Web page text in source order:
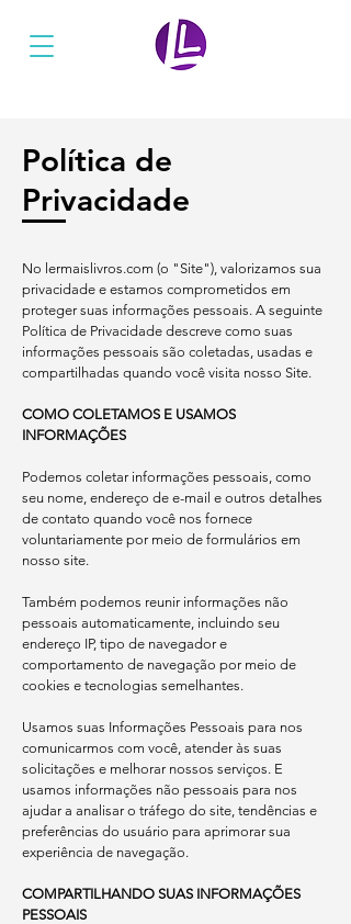
Política de
Privacidade
No lermaislivros.com (o "Site"), valorizamos sua
privacidade e estamos comprometidos em
proteger suas informações pessoais. A seguinte
Política de Privacidade descreve como suas
informações pessoais são coletadas, usadas e
compartilhadas quando você visita nosso Site.
COMO COLETAMOS E USAMOS
INFORMAÇÕES
Podemos coletar informações pessoais, como
seu nome, endereço de e-mail e outros detalhes
de contato quando você nos fornece
voluntariamente por meio de formulários em
nosso site.
Também podemos reunir informações não
pessoais automaticamente, incluindo seu
endereço IP, tipo de navegador e
comportamento de navegação por meio de
cookies e tecnologias semelhantes.
Usamos suas Informações Pessoais para nos
comunicarmos com você, atender às suas
solicitações e melhorar nossos serviços. E
usamos informações não pessoais para nos
ajudar a analisar o tráfego do site, tendências e
preferências do usuário para aprimorar sua
experiência de navegação.
COMPARTILHANDO SUAS INFORMAÇÕES
PESSOAIS